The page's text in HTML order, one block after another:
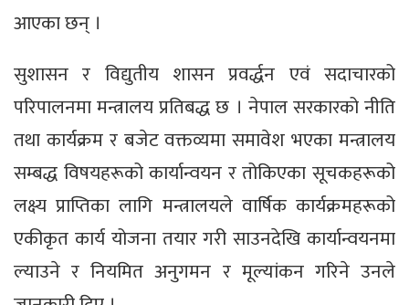
आएका छन् ।
सुशासन र विद्युतीय शासन प्रवर्द्धन एवं सदाचारको
परिपालनमा मन्त्रालय प्रतिबद्ध छ । नेपाल सरकारको नीति
तथा कार्यक्रम र बजेट वक्तव्यमा समावेश भएका मन्त्रालय
सम्बद्ध विषयहरूको कार्यान्वयन र तोकिएका सूचकहरूको
लक्ष्य प्राप्तिका लागि मन्त्रालयले वार्षिक कार्यक्रमहरूको
एकीकृत कार्य योजना तयार गरी साउनदेखि कार्यान्वयनमा
ल्याउने र नियमित अनुगमन र मूल्यांकन गरिने उनले